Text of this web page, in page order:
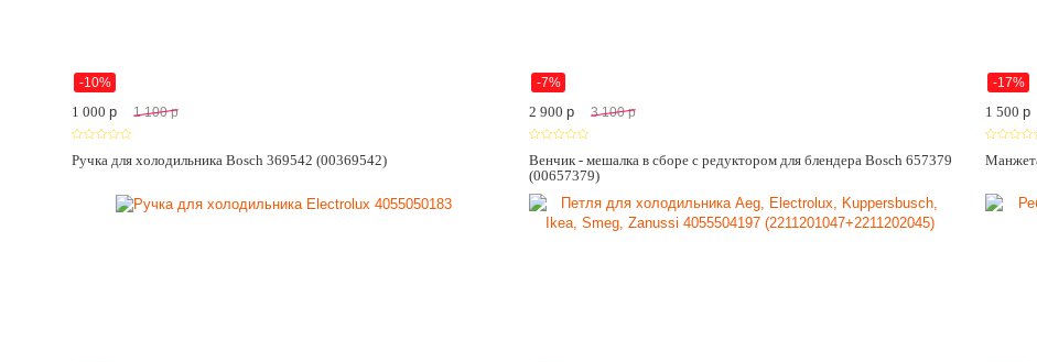
-10%
1 000 p 1 100 p
Ручка для холодильника Bosch 369542 (00369542)
-7%
2 900 p 3 100 p
Венчик - мешалка в сборе с редуктором для блендера Bosch 657379
(00657379)
-17%
1 500p